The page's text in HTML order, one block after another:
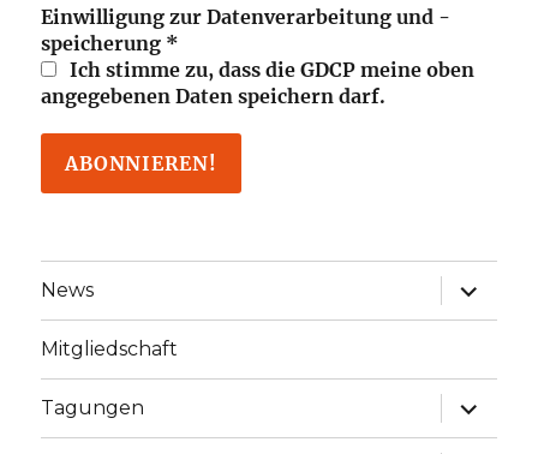
Einwilligung zur Datenverarbeitung und -
speicherung *
Ich stimme zu, dass die GDCP meine oben
angegebenen Daten speichern darf.
News
öffnen
Mitgliedschaft
Tagungen
öffnen